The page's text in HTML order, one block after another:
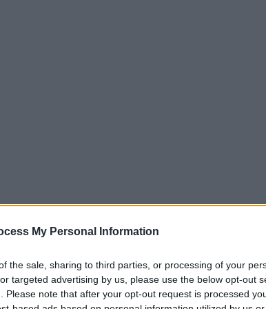
My Personal Information
the sale, sharing to third parties, or processing of your
targeted advertising by us, please use the below opt-out
Please note that after your opt-out request is processed